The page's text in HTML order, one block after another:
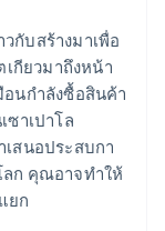
กับสร้างมาเพื่อ
กียวมาถึงหน้า
อนกําลังซื้อสินค้า
ซาเปาโล
สนอประสบกา
ลก คุณอาจทําให้
ยก